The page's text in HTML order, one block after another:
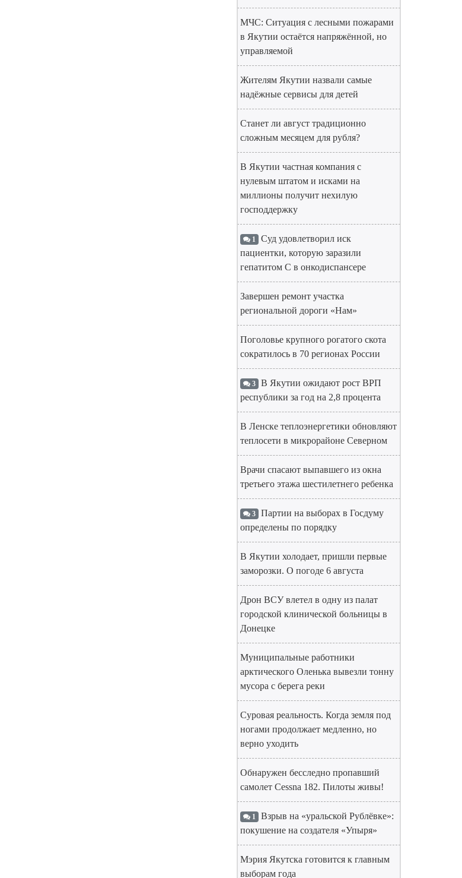
МЧС: Ситуация с лесными пожарами
в Якутии остаётся напряжённой, но
управляемой
Жителям Якутии назвали самые
надёжные сервисы для детей
Станет ли август традиционно
сложным месяцем для рубля?
В Якутии частная компания с
нулевым штатом и исками на
миллионы получит нехилую
господдержку
1 Суд удовлетворил иск
пациентки, которую заразили
гепатитом С в онкодиспансере
Завершен ремонт участка
региональной дороги «Нам»
Поголовье крупного рогатого скота
сократилось в 70 регионах России
3 В Якутии ожидают рост ВРП
республики за год на 2,8 процента
В Ленске теплоэнергетики обновляют
теплосети в микрорайоне Северном
Врачи спасают выпавшего из окна
третьего этажа шестилетнего ребенка
3 Партии на выборах в Госдуму
определены по порядку
В Якутии холодает, пришли первые
заморозки. О погоде 6 августа
Дрон ВСУ влетел в одну из палат
городской клинической больницы в
Донецке
Муниципальные работники
арктического Оленька вывезли тонну
мусора с берега реки
Суровая реальность. Когда земля под
ногами продолжает медленно, но
верно уходить
Обнаружен бесследно пропавший
самолет Cessna 182. Пилоты живы!
1 Взрыв на «уральской Рублёвке»:
покушение на создателя «Упыря»
Мэрия Якутска готовится к главным
выборам года